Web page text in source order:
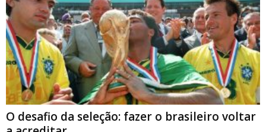
O desafio da seleção: fazer o brasileiro voltar